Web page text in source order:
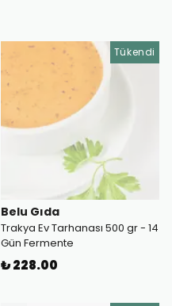
Tükendi
Belu Gıda
Trakya Ev Tarhanası 500 gr - 14
Gün Fermente
₺ 228.00